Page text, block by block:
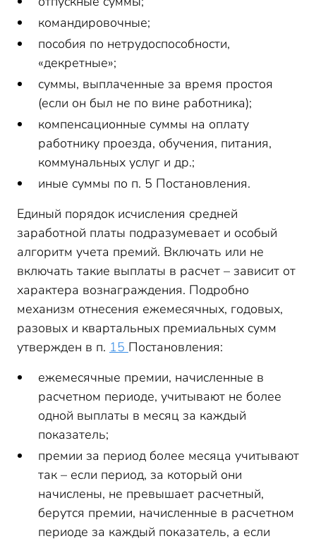
командировочные;
пособия по нетрудоспособности,
«декретные»;
суммы, выплаченные за время простоя
(если он был не по вине работника);
компенсационные суммы на оплату
работнику проезда, обучения, питания,
коммунальных услуг и др.;
иные суммы по п. 5 Постановления.
Единый порядок исчисления средней
заработной платы подразумевает и особый
алгоритм учета премий. Включать или не
включать такие выплаты в расчет – зависит от
характера вознаграждения. Подробно
механизм отнесения ежемесячных, годовых,
разовых и квартальных премиальных сумм
утвержден в п. 15 Постановления:
ежемесячные премии, начисленные в
расчетном периоде, учитывают не более
одной выплаты в месяц за каждый
показатель;
премии за период более месяца учитывают
так – если период, за который они
начислены, не превышает расчетный,
берутся премии, начисленные в расчетном
периоде за каждый показатель, а если